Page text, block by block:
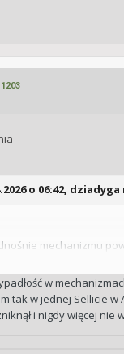
o 06:42, dziadyga
mechanizmu
problemy? Bo jak
najbardziej awaryjnym
zakupiony, jako
czas pojawia się
koronką, obraca się
w
tak w jednej Sellicie w
i nigdy więcej nie